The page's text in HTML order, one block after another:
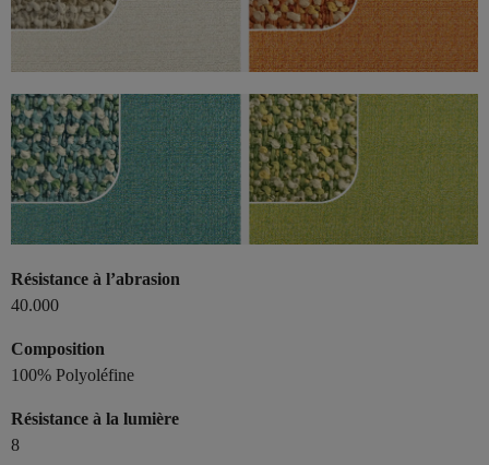
Résistance à l’abrasion
40.000
Composition
100% Polyoléfine
Résistance à la lumière
8